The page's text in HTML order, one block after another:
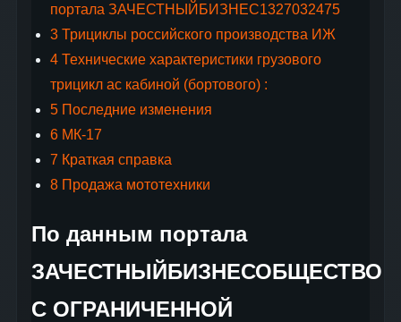
портала ЗАЧЕСТНЫЙБИЗНЕС1327032475
3Трициклы российского производства ИЖ
4Технические характеристики грузового
трицикл ас кабиной (бортового) :
5Последние изменения
6МК-17
7 Краткая справка
8Продажа мототехники
По данным портала
ЗАЧЕСТНЫЙБИЗНЕСОБЩЕСТВО
С ОГРАНИЧЕННОЙ